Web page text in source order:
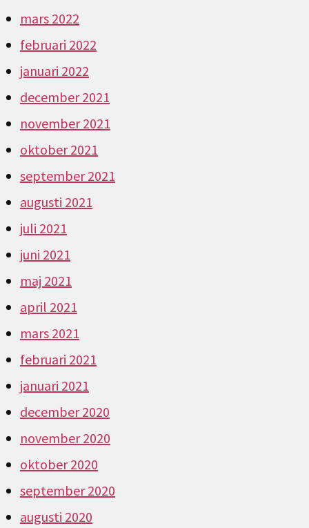
mars 2022
februari 2022
januari 2022
december 2021
november 2021
oktober 2021
september 2021
augusti 2021
juli 2021
juni 2021
maj 2021
april 2021
mars 2021
februari 2021
januari 2021
december 2020
november 2020
oktober 2020
september 2020
augusti 2020